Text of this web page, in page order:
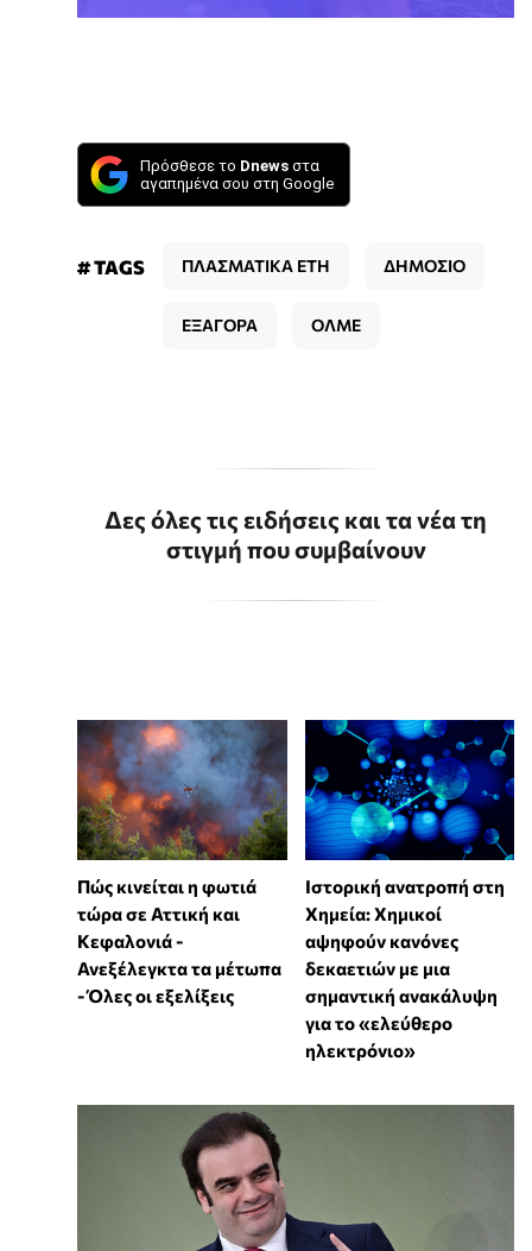
Πρόσθεσε το Dnews στα
αγαπημένα σου στη Google
# TAGS ΠΛΑΣΜΑΤΙΚΑ ΕΤΗ ΔΗΜΟΣΙΟ
ΕΞΑΓΟΡΑ ΟΛΜΕ
Δες όλες τις ειδήσεις και τα νέα τη
στιγμή που συμβαίνουν
Πώς κινείται η φωτιά
τώρα σε Αττική και
Κεφαλονιά -
Ανεξέλεγκτα τα μέτωπα
- Όλες οι εξελίξεις
Ιστορική ανατροπή στη
Χημεία: Χημικοί
αψηφούν κανόνες
δεκαετιών με μια
σημαντική ανακάλυψη
για το «ελεύθερο
ηλεκτρόνιο»